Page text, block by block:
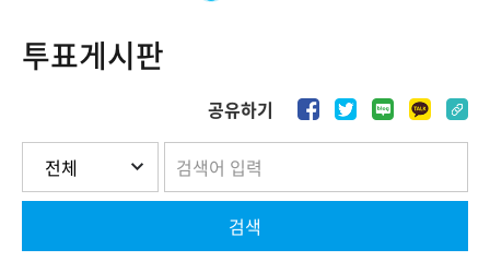
투표게시판
공유하기
검색